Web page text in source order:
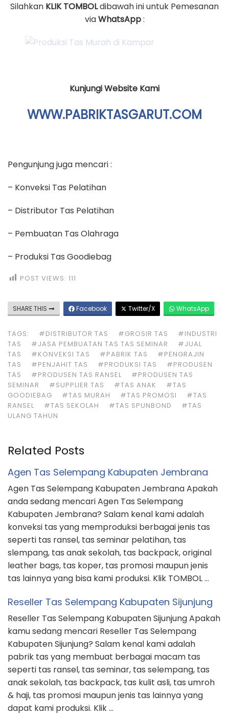
Silahkan KLIK TOMBOLdibawah ini untuk Pemesanan
viaWhatsApp:
Kunjungi Website Kami
WWW.PABRIKTASGARUT.COM
Pengunjung juga mencari :
– Konveksi Tas Pelatihan
– Distributor Tas Pelatihan
– Pembuatan Tas Olahraga
– Produksi Tas Goodiebag
POST VIEWS: 111
SHARE THIS Facebook Twitter/X WhatsApp
TAGS: #DISTRIBUTOR TAS #GROSIR TAS
#INDUSTRI
TAS
#JASA PEMBUATAN TAS TAS SEMINAR
#JUAL
TAS
#KONVEKSI TAS #PABRIK TAS
#PENGRAJIN
TAS
#PENJAHIT TAS #PRODUKSI TAS
#PRODUSEN
TAS
#PRODUSEN TAS RANSEL
#PRODUSEN TAS
SEMINAR
#SUPPLIER TAS #TAS ANAK
#TAS
GOODIEBAG
#TAS MURAH #TAS PROMOSI
#TAS
RANSEL
#TAS SEKOLAH #TAS SPUNBOND
#TAS
ULANG TAHUN
Related Posts
Agen Tas Selempang Kabupaten Jembrana
Agen Tas Selempang Kabupaten Jembrana Apakah
anda sedang mencari Agen Tas Selempang
Kabupaten Jembrana? Salam kenal kami adalah
konveksi tas yang memproduksi berbagai jenis tas
seperti tas ransel, tas seminar pelatihan, tas
slempang, tas anak sekolah, tas backpack, original
leather bags, tas koper, tas promosi maupun jenis
tas lainnya yang bisa kami produksi. Klik TOMBOL …
Reseller Tas Selempang Kabupaten Sijunjung
Reseller Tas Selempang Kabupaten Sijunjung Apakah
kamu sedang mencari Reseller Tas Selempang
Kabupaten Sijunjung? Salam kenal kami adalah
pabrik tas yang membuat berbagai macam tas
seperti tas ransel, tas seminar, tas selempang, tas
anak sekolah, tas backpack, tas kulit asli, tas umroh
& haji, tas promosi maupun jenis tas lainnya yang
dapat kami produksi. Klik …